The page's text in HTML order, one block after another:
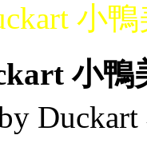
小
小鴨